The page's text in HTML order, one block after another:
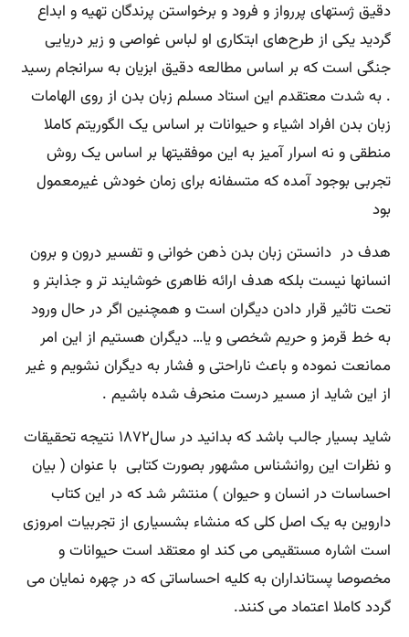
دقیق ژستهای پررواز و فرود و برخواستن پرندگان تهیه و ابداع
گردید یکی از طرح‌های ابتکاری او لباس غواصی و زیر دریایی
جنگی است که بر اساس مطالعه دقیق ابزیان به سرانجام رسید
. به شدت معتقدم این استاد مسلم زبان بدن از روی الهامات
زبان بدن افراد اشیاء و حیوانات بر اساس یک الگوریتم کاملا
منطقی و نه اسرار آمیز به این موفقیتها بر اساس یک روش‌
تجربی بوجود آمده که متسفانه برای زمان خودش غیرمعمول
بود
هدف در دانستن زبان بدن ذهن خوانی و تفسیر درون و برون
انسانها نیست بلکه هدف ارائه ظاهری خوشایند تر و جذابتر و
تحت تاثیر قرار دادن دیگران است و همچنین اگر در حال ورود
به خط قرمز و حریم شخصی و یا… دیگران هستیم از این امر
ممانعت نموده و باعث ناراحتی و فشار به دیگران نشویم و غیر
از این شاید از مسیر درست منحرف شده باشیم .
شاید بسیار جالب باشد که بدانید در سال۱۸۷۲ نتیجه تحقیقات
و نظرات این روانشناس مشهور بصورت کتابی با عنوان ( بیان
احساسات در انسان و حیوان ) منتشر شد که در این کتاب
داروین به یک اصل کلی که منشاء بشسیاری از تجربیات امروزی
است اشاره مستقیمی می کند او معتقد است حیوانات و
مخصوصا پستانداران به کلیه احساساتی که در چهره نمایان می
گردد کاملا اعتماد می کنند.